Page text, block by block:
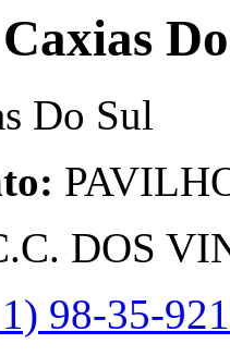
Do Sul
DOS
98-35-